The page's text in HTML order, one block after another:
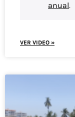
anual.
VER VIDEO »